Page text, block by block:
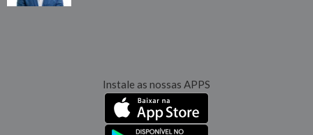
Instale as nossas APPS